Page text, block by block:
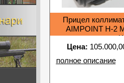
Прицел
AIMPOINT H-2
креплением на
(200185)
Цена:
полное описание